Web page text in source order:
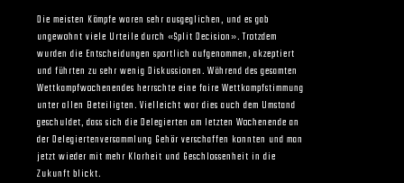
Die meisten Kämpfe waren sehr ausgeglichen, und es gab
ungewohnt viele Urteile durch «Split Decision». Trotzdem
wurden die Entscheidungen sportlich aufgenommen, akzeptiert
und führten zu sehr wenig Diskussionen. Während des gesamten
Wettkampfwochenendes herrschte eine faire Wettkampfstimmung
unter allen Beteiligten. Vielleicht war dies auch dem Umstand
geschuldet, dass sich die Delegierten am letzten Wochenende an
der Delegiertenversammlung Gehör verschaffen konnten und man
jetzt wieder mit mehr Klarheit und Geschlossenheit in die
Zukunft blickt.